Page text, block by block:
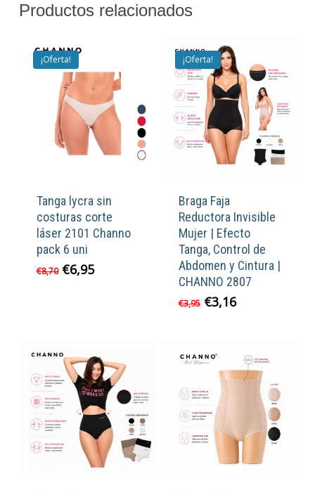
Productos relacionados
¡Oferta!
Tanga lycra sin
costuras corte
láser 2101 Channo
pack 6 uni
€8,70 El
€6,95El
¡Oferta!
Braga Faja
Reductora Invisible
Mujer | Efecto
Tanga, Control de
Abdomen y Cintura |
CHANNO 2807
€3,95 El
€3,95.
€3,16El
€3,16.